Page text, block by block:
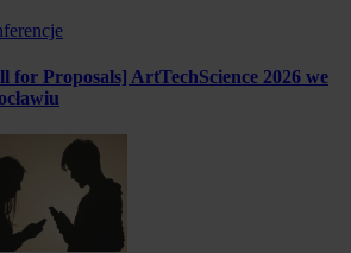
for Proposals] ArtTechScience 2026 we